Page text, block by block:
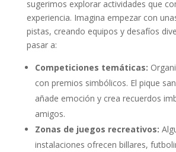
sugerimos explorar actividades que
experiencia. Imagina empezar con
pistas, creando equipos y desafíos
pasar a:
Competiciones temáticas:
con premios simbólicos. El pique
añade emoción y crea recuerdos
amigos.
Zonas de juegos recreativos:
instalaciones ofrecen billares,